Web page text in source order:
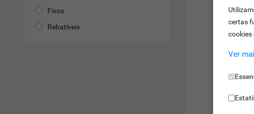
Fixos
Rebatíveis
certas
cookies
Ver